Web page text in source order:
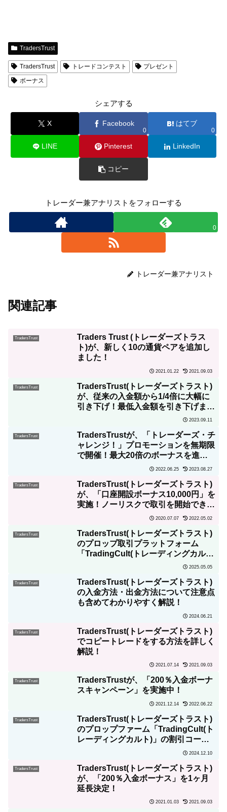
TradersTrust
TradersTrust トレードコンテスト
プレゼント
ボーナス
シェアする
X Facebook
0
はてブ
0
LINE Pinterest LinkedIn
コピー
トレーダー兼アナリストをフォローする
0
トレーダー兼アナリスト
関連記事
TradersTrust
Traders Trust (トレーダーズトラス
ト)が、新しく10の通貨ペアを追加し
ました！
2021.01.22 2021.09.03
TradersTrust
TradersTrust(トレーダーズトラスト)
が、従来の入金額から1/4倍に大幅に
引き下げ！最低入金額を引き下げまし
2023.09.11
TradersTrust
TradersTrustが、「トレーダーズ・チ
ャレンジ！」プロモーションを無期限
で開催！最大20倍のボーナスを進
2022.06.25 2023.08.27
TradersTrust
TradersTrust(トレーダーズトラスト)
が、「口座開設ボーナス10,000円」を
実施！ノーリスクで取引を開始できま
2020.07.07 2022.05.02
TradersTrust
TradersTrust(トレーダーズトラスト)
のプロップ取引プラットフォーム
「TradingCult(トレーディングカル
ト)」の詳細をわかりやすく徹底解2025.05.05
TradersTrust
TradersTrust(トレーダーズトラスト)
の入金方法・出金方法について注意点
も含めてわかりやすく解説！
2024.06.21
TradersTrust
TradersTrust(トレーダーズトラスト)
でコピートレードをする方法を詳しく
解説！
2021.07.14 2021.09.03
TradersTrust
TradersTrustが、「200％入金ボーナ
スキャンペーン」を実施中！
2021.12.14 2022.06.22
TradersTrust
TradersTrust(トレーダーズトラスト)
のプロップファーム「TradingCult(ト
レーディングカルト)」の割引コード
の使ったチャレンジの購入方法を解
供中！
2024.12.10
TradersTrust
TradersTrust(トレーダーズトラスト)
が、「200％入金ボーナス」を1ヶ月
延長決定！
2021.01.03 2021.09.03